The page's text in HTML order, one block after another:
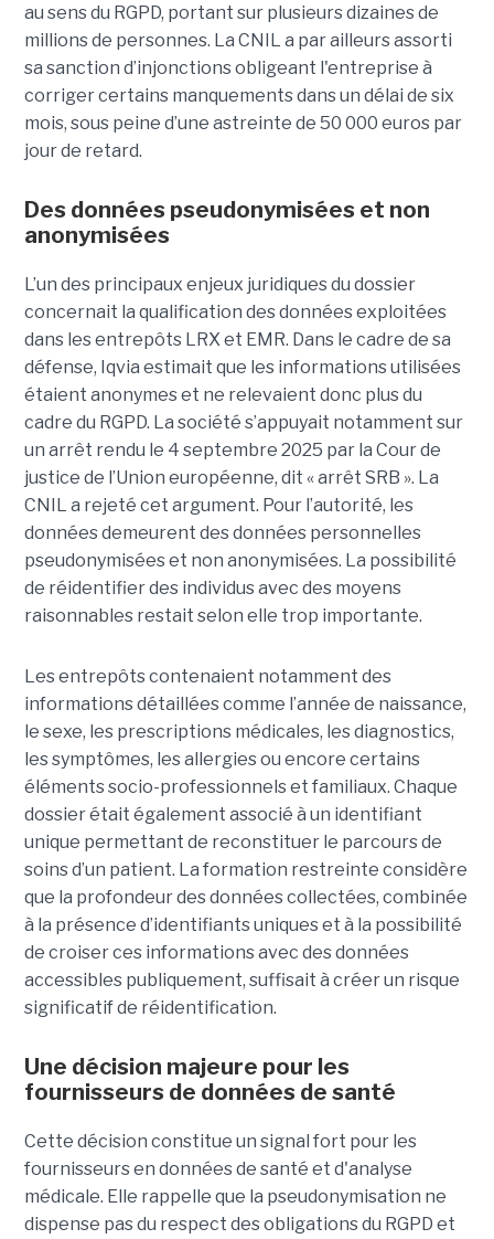
au sens du RGPD, portant sur plusieurs dizaines de
millions de personnes. La CNIL a par ailleurs assorti
sa sanction d’injonctions obligeant l'entreprise à
corriger certains manquements dans un délai de six
mois, sous peine d’une astreinte de 50 000 euros par
jour de retard.
Des données pseudonymisées et non
anonymisées
L’un des principaux enjeux juridiques du dossier
concernait la qualification des données exploitées
dans les entrepôts LRX et EMR. Dans le cadre de sa
défense, Iqvia estimait que les informations utilisées
étaient anonymes et ne relevaient donc plus du
cadre du RGPD. La société s’appuyait notamment sur
un arrêt rendu le 4 septembre 2025 par la Cour de
justice de l’Union européenne, dit « arrêt SRB ». La
CNIL a rejeté cet argument. Pour l’autorité, les
données demeurent des données personnelles
pseudonymisées et non anonymisées. La possibilité
de réidentifier des individus avec des moyens
raisonnables restait selon elle trop importante.
Les entrepôts contenaient notamment des
informations détaillées comme l’année de naissance,
le sexe, les prescriptions médicales, les diagnostics,
les symptômes, les allergies ou encore certains
éléments socio-professionnels et familiaux. Chaque
dossier était également associé à un identifiant
unique permettant de reconstituer le parcours de
soins d’un patient. La formation restreinte considère
que la profondeur des données collectées, combinée
à la présence d’identifiants uniques et à la possibilité
de croiser ces informations avec des données
accessibles publiquement, suffisait à créer un risque
significatif de réidentification.
Une décision majeure pour les
fournisseurs de données de santé
Cette décision constitue un signal fort pour les
fournisseurs en données de santé et d'analyse
médicale. Elle rappelle que la pseudonymisation ne
dispense pas du respect des obligations du RGPD et